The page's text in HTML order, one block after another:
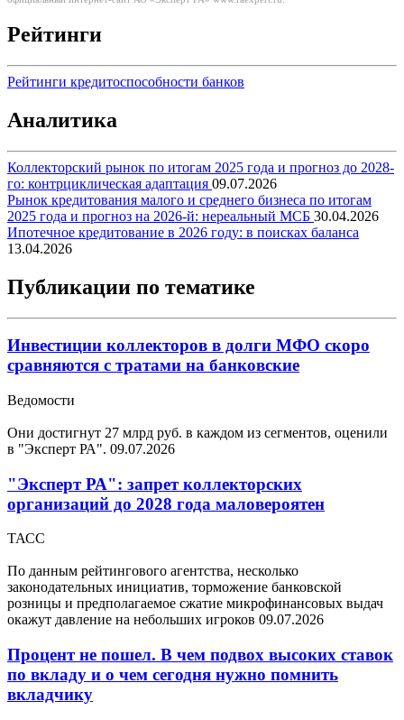
Рейтинги
Рейтинги кредитоспособности банков
Аналитика
Коллекторский рынок по итогам 2025 года и прогноз до 2028-
го: контрциклическая адаптация 09.07.2026
Рынок кредитования малого и среднего бизнеса по итогам
2025 года и прогноз на 2026-й: нереальный МСБ 30.04.2026
Ипотечное кредитование в 2026 году: в поисках баланса
13.04.2026
Публикации по тематике
Инвестиции коллекторов в долги МФО скоро
сравняются с тратами на банковские
Ведомости
Они достигнут 27 млрд руб. в каждом из сегментов, оценили
в "Эксперт РА". 09.07.2026
"Эксперт РА": запрет коллекторских
организаций до 2028 года маловероятен
ТАСС
По данным рейтингового агентства, несколько
законодательных инициатив, торможение банковской
розницы и предполагаемое сжатие микрофинансовых выдач
окажут давление на небольших игроков 09.07.2026
Процент не пошел. В чем подвох высоких ставок
по вкладу и о чем сегодня нужно помнить
вкладчику